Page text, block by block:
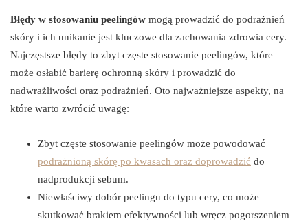
Błędy w stosowaniu peelingów mogą prowadzić do podrażnień
skóry i ich unikanie jest kluczowe dla zachowania zdrowia cery.
Najczęstsze błędy to zbyt częste stosowanie peelingów, które
może osłabić barierę ochronną skóry i prowadzić do
nadwrażliwości oraz podrażnień. Oto najważniejsze aspekty, na
które warto zwrócić uwagę:
Zbyt częste stosowanie peelingów może powodować
podrażnioną skórę po kwasach oraz doprowadzić do
nadprodukcji sebum.
Niewłaściwy dobór peelingu do typu cery, co może
skutkować brakiem efektywności lub wręcz pogorszeniem